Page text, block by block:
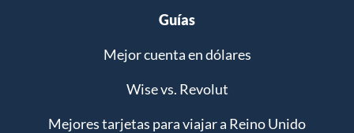
Guías
Mejor cuenta en dólares
Wise vs. Revolut
Mejores tarjetas para viajar a Reino Unido